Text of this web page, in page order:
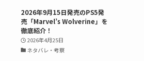
2026年9月15日発売のPS5発
売「Marvel’s Wolverine」を
徹底紹介！
2026年4月25日
ネタバレ・考察